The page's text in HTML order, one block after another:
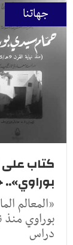
جهاتنا
كتاب
بوراوي»..
«المعالم
دراس